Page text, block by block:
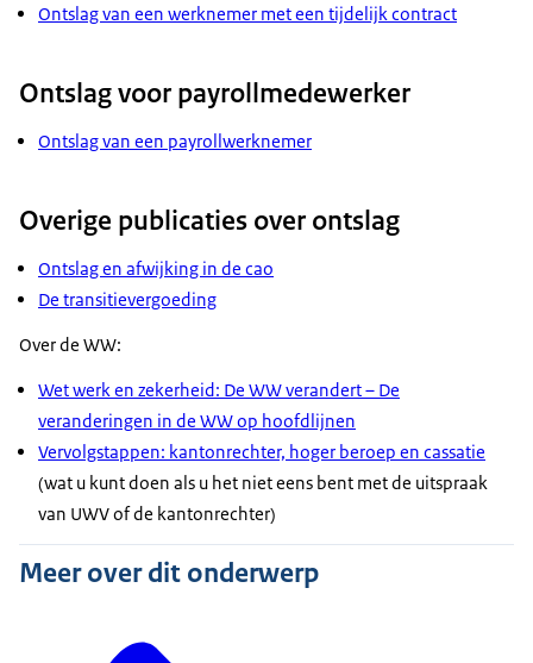
Ontslag van een werknemer met een tijdelijk contract
Ontslag voor payrollmedewerker
Ontslag van een payrollwerknemer
Overige publicaties over ontslag
Ontslag en afwijking in de cao
De transitievergoeding
Over de WW:
Wet werk en zekerheid: De WW verandert – De
veranderingen in de WW op hoofdlijnen
Vervolgstappen: kantonrechter, hoger beroep en cassatie
(wat u kunt doen als u het niet eens bent met de uitspraak
van UWV of de kantonrechter)
Meer over dit onderwerp